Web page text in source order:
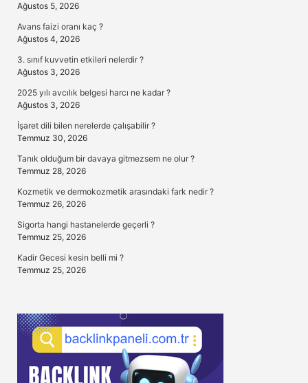
Ağustos 5, 2026
Avans faizi oranı kaç ?
Ağustos 4, 2026
3. sınıf kuvvetin etkileri nelerdir ?
Ağustos 3, 2026
2025 yılı avcılık belgesi harcı ne kadar ?
Ağustos 3, 2026
İşaret dili bilen nerelerde çalışabilir ?
Temmuz 30, 2026
Tanık olduğum bir davaya gitmezsem ne olur ?
Temmuz 28, 2026
Kozmetik ve dermokozmetik arasındaki fark nedir ?
Temmuz 26, 2026
Sigorta hangi hastanelerde geçerli ?
Temmuz 25, 2026
Kadir Gecesi kesin belli mi ?
Temmuz 25, 2026